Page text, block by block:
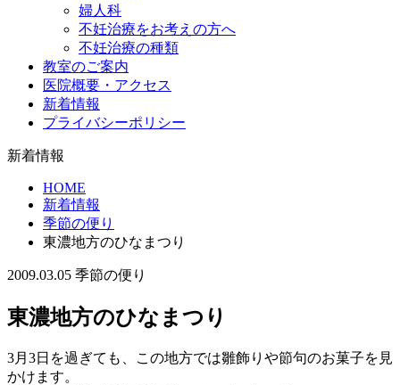
婦人科
不妊治療をお考えの方へ
不妊治療の種類
教室のご案内
医院概要・アクセス
新着情報
プライバシーポリシー
新着情報
HOME
新着情報
季節の便り
東濃地方のひなまつり
2009.03.05 季節の便り
東濃地方のひなまつり
3月3日を過ぎても、この地方では雛飾りや節句のお菓子を見
かけます。